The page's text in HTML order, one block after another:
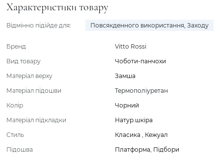
Характеристики товару
Відмінно підійде для: Повсякденного використання, Заходу
Бренд
Vitto Rossi
Вид товару
Чоботи-панчохи
Матеріал верху
Замша
Матеріал підошви
Термополіуретан
Колір
Чорний
Матеріал підкладки
Натур.шкіра
Стиль
Класика , Кежуал
Підошва
Платформа, Підбори